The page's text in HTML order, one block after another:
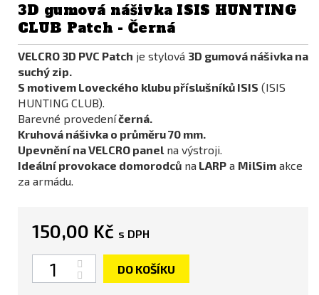
3D gumová nášivka ISIS HUNTING
CLUB Patch - Černá
VELCRO 3D PVC Patch je stylová 3D gumová nášivka na
suchý zip.
S motivem Loveckého klubu příslušníků ISIS (ISIS
HUNTING CLUB).
Barevné provedeníčerná.
Kruhová nášivka o průměru 70 mm.
Upevnění na VELCRO panel na výstroji.
Ideální provokace domorodců na LARP a MilSim akce
za armádu.
150,00 Kč s DPH
Počet
DO KOŠÍKU